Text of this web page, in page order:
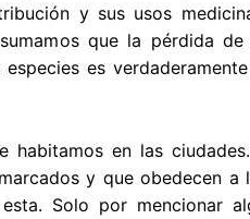
y sus usos
que la pérdida
es
en las
y que obedecen
Solo por mencionar